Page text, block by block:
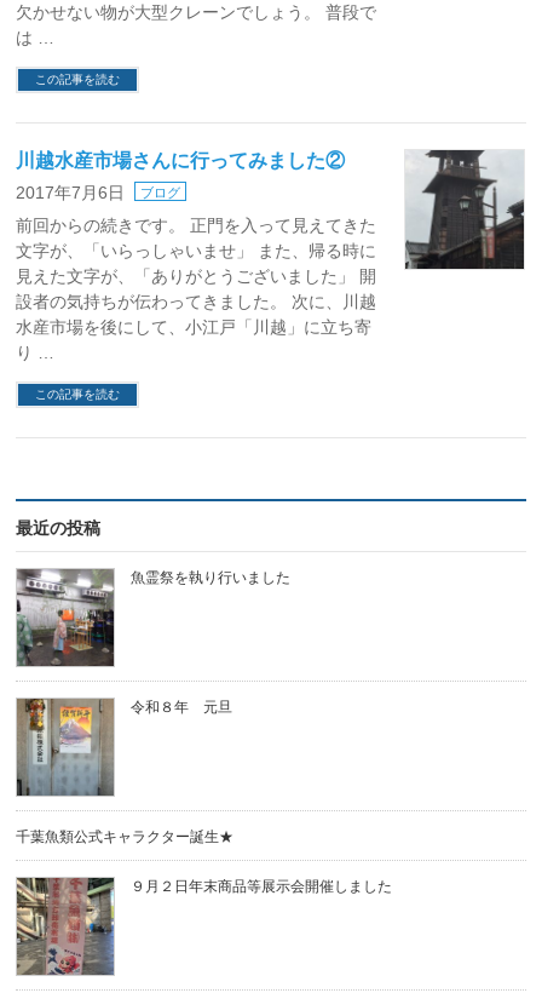
欠かせない物が大型クレーンでしょう。 普段で
は …
この記事を読む
川越水産市場さんに行ってみました②
2017年7月6日 ブログ
前回からの続きです。 正門を入って見えてきた
文字が、「いらっしゃいませ」 また、帰る時に
見えた文字が、「ありがとうございました」 開
設者の気持ちが伝わってきました。 次に、川越
水産市場を後にして、小江戸「川越」に立ち寄
り …
この記事を読む
最近の投稿
魚霊祭を執り行いました
令和８年 元旦
千葉魚類公式キャラクター誕生★
９月２日年末商品等展示会開催しました